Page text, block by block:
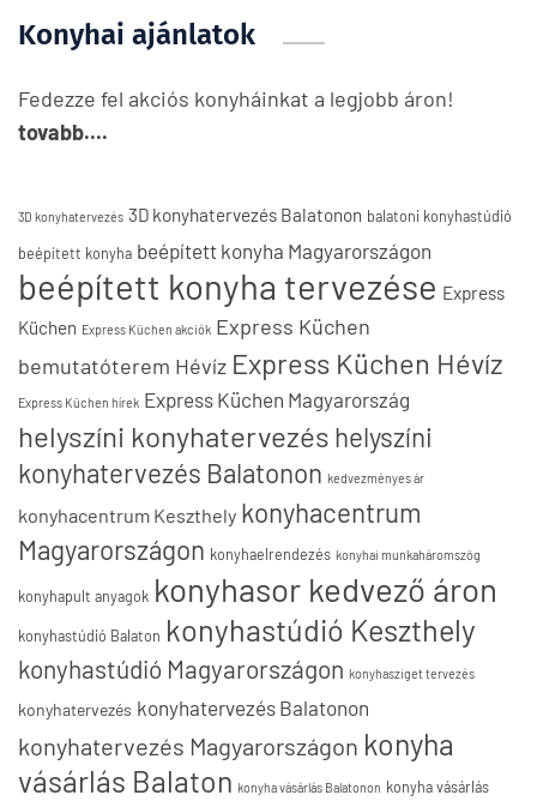
Konyhai ajánlatok
Fedezze fel akciós konyháinkat a legjobb áron!
tovabb....
3D konyhatervezés 3D konyhatervezés Balatonon balatoni konyhastúdió
beépített konyha beépített konyha Magyarországon
beépített konyha tervezése Express
Küchen Express Küchen akciók Express Küchen
bemutatóterem Hévíz Express Küchen Hévíz
Express Küchen hírek Express Küchen Magyarország
helyszíni konyhatervezés helyszíni
konyhatervezés Balatonon kedvezményes ár
konyhacentrum Keszthely konyhacentrum
Magyarországon konyhaelrendezés konyhai munkaháromszög
konyhapult anyagok konyhasor kedvező áron
konyhastúdió Balaton konyhastúdió Keszthely
konyhastúdió Magyarországon konyhasziget tervezés
konyhatervezés konyhatervezés Balatonon
konyhatervezés Magyarországon konyha
vásárlás Balaton konyha vásárlás Balatonon konyha vásárlás